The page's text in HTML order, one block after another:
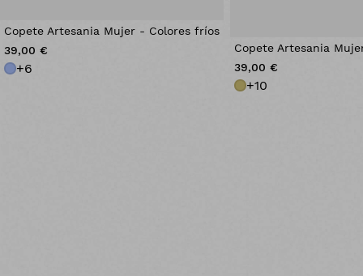
Copete Artesania Mujer - Colores fríos
39,00 €
+6
Copete Artesania
39,00 €
+10